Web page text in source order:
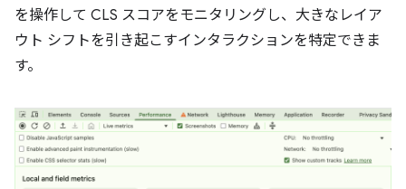
を操作して CLS スコアをモニタリングし、大きなレイア
ウト シフトを引き起こすインタラクションを特定できま
す。